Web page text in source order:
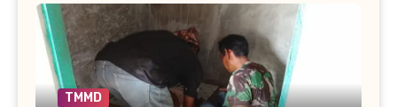
TMMD